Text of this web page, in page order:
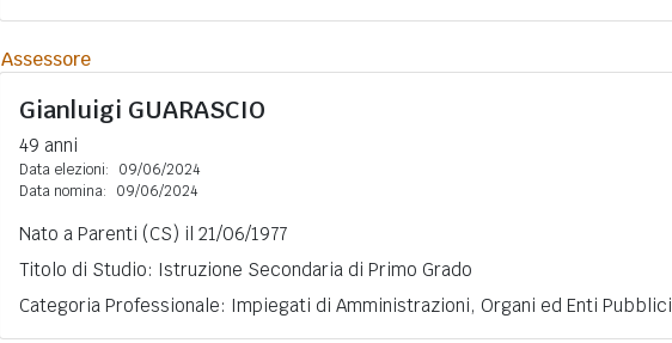
Assessore
Gianluigi GUARASCIO
49 anni
Data elezioni:
09/06/2024
Data nomina:
09/06/2024
Nato a Parenti (CS) il 21/06/1977
Titolo di Studio: Istruzione Secondaria di Primo Grado
Categoria Professionale: Impiegati di Amministrazioni, Organi ed Enti Pubblici